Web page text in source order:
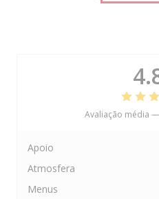
Avaliação média —
Apoio
Atmosfera
Menus